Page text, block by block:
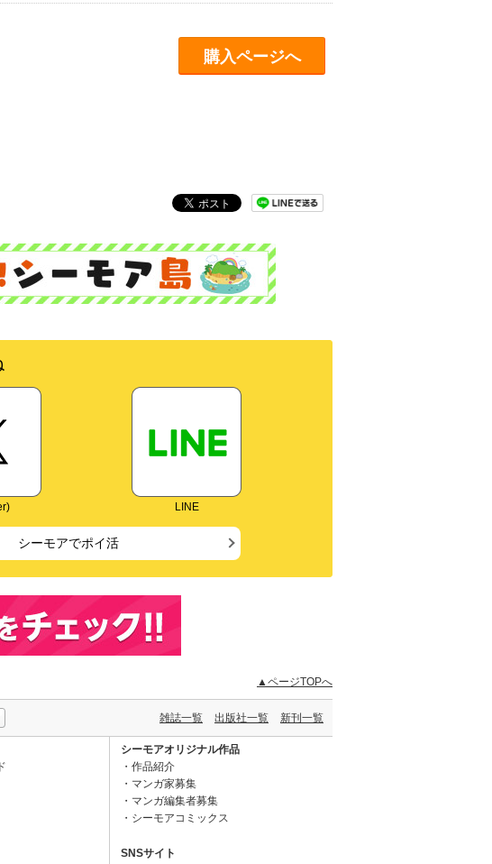
購入ページへ
LINE
シーモアでポイ活
▲ページTOPへ
雑誌一覧 出版社一覧 新刊一覧
シーモアオリジナル作品
作品紹介
マンガ家募集
マンガ編集者募集
シーモアコミックス
SNSサイト